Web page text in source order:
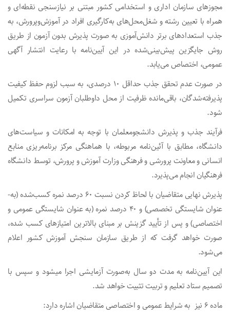
مجوزهای سازمان اداری و استخدامی کشور مبتنی بر نیازسنجی نقطه‌ای و
همراه با تعیین رشته و شغل‏‌محل‌های به‌کارگیری افراد در آموزش‌وپرورش، به
جذب استعدادهای برتر دانش‌آموزی به­ صورت پذیرش بدون آزمون از طریق
روش جایگزین پیش‌بینی‌شده در این ‌آیین‌نامه با رعایت انتشار آگهی
عمومی، اختصاص می­‌یابد.
در صورت عدم تحقق جذب حداقل ۱۰ درصدی، به سبب لزوم حفظ کیفیت
پذیرفته‌شدگان، باقی‌مانده ظرفیت از محل داوطلبان آزمون سراسری تکمیل
شود.
فرآیند جذب و پذیرش دانشجومعلمان با توجه به امکانات و سیاست‌های
دانشگاه، مطابق با آئین‌نامه مربوطه، با هماهنگی مرکز برنامه‌ریزی منابع
انسانی و معاونت پرورشی و فرهنگی وزارت آموزش و پرورش، توسط دانشگاه
فرهنگیان انجام می‌پذیرد.
پذیرش نهایی متقاضیان با لحاظ کردن نسبت ۶۰ درصد نمره کسب‌شده (به­
عنوان شایستگی تخصصی) و ۴۰ درصد نمره (به ­عنوان شایستگی عمومی و
اختصاصی) و پس از تأیید گزینش بر مبنای بالاترین امتیازهای کسب­ شده،
صورت خواهد گرفت که از طریق سازمان سنجش آموزش کشور اعلام
می‌شود.
این آیین‌نامه به مدت دو سال به‌صورت آزمایشی اجرا می­شود و سپس با
تصمیم ستاد تعلیم و تربیت تثبیت خواهد شد.
ماده ۶ نیز به شرایط عمومی و اختصاصی متقاضیان اشاره دارد: